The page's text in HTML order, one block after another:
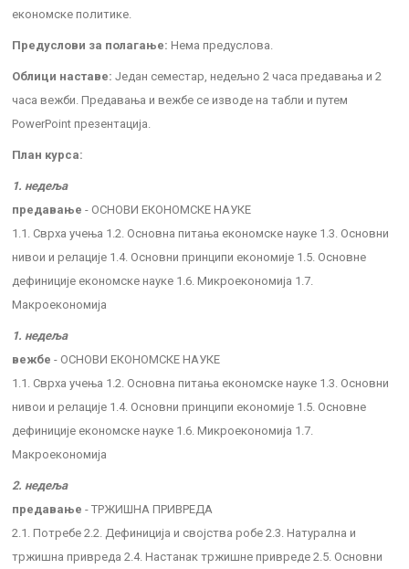
економске политике.
Предуслови за полагање: Нема предуслова.
Облици наставе: Један семестар, недељно 2 часа предавања и 2
часа вежби. Предавања и вежбе се изводе на табли и путем
PowerPoint презентација.
План курса:
1. недеља
предавање - ОСНОВИ ЕКОНОМСКЕ НАУКЕ
1.1. Сврха учења 1.2. Основна питања економске науке 1.3. Основни
нивои и релације 1.4. Основни принципи економије 1.5. Основне
дефиниције економске науке 1.6. Микроекономија 1.7.
Макроекономија
1. недеља
вежбе - ОСНОВИ ЕКОНОМСКЕ НАУКЕ
1.1. Сврха учења 1.2. Основна питања економске науке 1.3. Основни
нивои и релације 1.4. Основни принципи економије 1.5. Основне
дефиниције економске науке 1.6. Микроекономија 1.7.
Макроекономија
2. недеља
предавање - ТРЖИШНА ПРИВРЕДА
2.1. Потребе 2.2. Дефиниција и својства робе 2.3. Натурална и
тржишна привреда 2.4. Настанак тржишне привреде 2.5. Основни